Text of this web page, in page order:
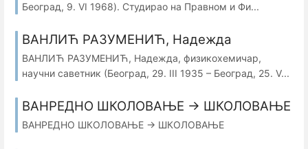
Београд, 9. VI 1968). Студирао на Правном и Фи...
ВАНЛИЋ РАЗУМЕНИЋ, Надежда
ВАНЛИЋ РАЗУМЕНИЋ, Надежда, физикохемичар,
научни саветник (Београд, 29. III 1935 – Београд, 25. V...
ВАНРЕДНО ШКОЛОВАЊЕ → ШКОЛОВАЊЕ
ВАНРЕДНО ШКОЛОВАЊЕ → ШКОЛОВАЊЕ